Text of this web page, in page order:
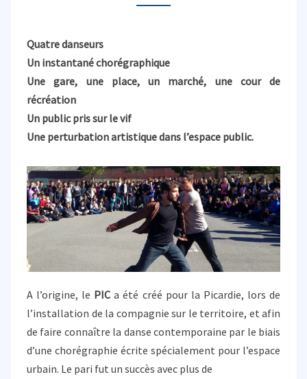
’
I
R
E
N
T
I
O
N
C
H
O
R
É
G
R
Quatre danseurs
Un instantané chorégraphique
Une gare, une place, un marché, une cour de
récréation
Un public pris sur le vif
Une perturbation artistique dans l’espace public.
A l’origine, le PIC a été créé pour la Picardie, lors de
l’installation de la compagnie sur le territoire, et afin
de faire connaître la danse contemporaine par le biais
d’une chorégraphie écrite spécialement pour l’espace
urbain. Le pari fut un succès avec plus de